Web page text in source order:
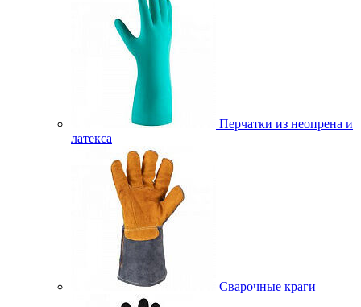
Перчатки из неопрена и
латекса
Сварочные краги